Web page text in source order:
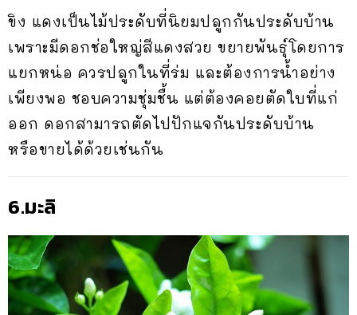
ขิง แดงเป็นไม้ประดับที่นิยมปลูกกันประดับบ้าน
เพราะมีดอกช่อใหญ่สีแดงสวย ขยายพันธุ์โดยการ
แยกหน่อ ควรปลูกในที่ร่ม และต้องการน้ำอย่าง
เพียงพอ ชอบความชุ่มชื้น แต่ต้องคอยตัดใบที่แก่
ออก ดอกสามารถตัดไปปักแจกันประดับบ้าน
หรือขายได้ด้วยเช่นกัน
6.มะลิ